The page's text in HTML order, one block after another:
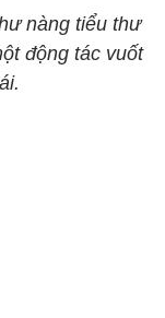
nàng tiểu thư
động tác vuốt